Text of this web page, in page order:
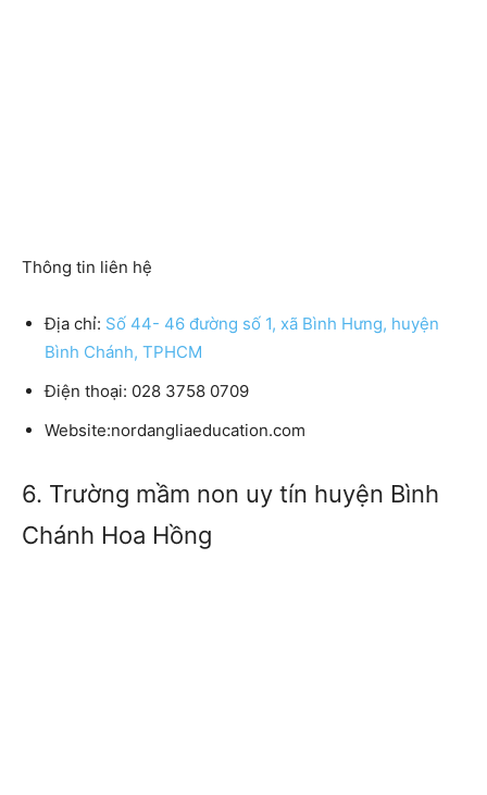
Thông tin liên hệ
Địa chỉ: Số 44- 46 đường số 1, xã Bình Hưng, huyện
Bình Chánh, TPHCM
Điện thoại: 028 3758 0709
Website:nordangliaeducation.com
6. Trường mầm non uy tín huyện Bình
Chánh Hoa Hồng